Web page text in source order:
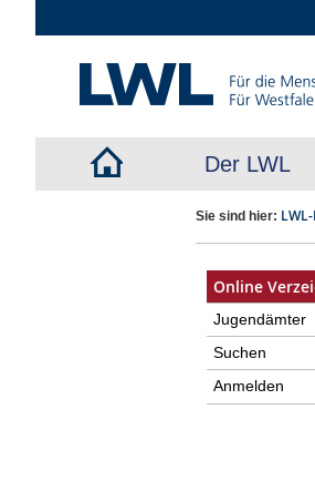
Der LWL
Sie sind hier:
Online
Jugendämter
Suchen
Anmelden